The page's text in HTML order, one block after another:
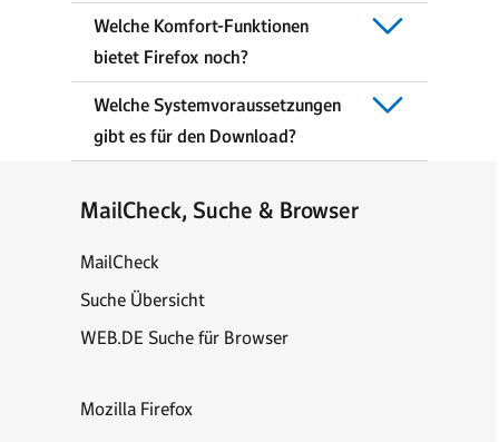
Welche Komfort-Funktionen
bietet Firefox noch?
Welche Systemvoraussetzungen
gibt es für den Download?
MailCheck, Suche & Browser
MailCheck
Suche Übersicht
WEB.DE Suche für Browser
Mozilla Firefox